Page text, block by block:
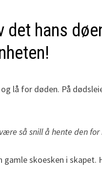
hans
lå for døden. På
så snill å hente den
skoesken i skapet.